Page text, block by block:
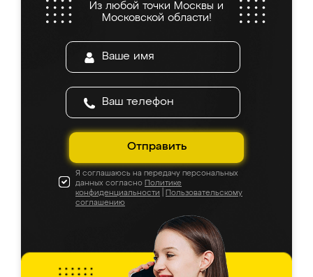
Из любой точки Москвы и
Московской области!
Отправить
Я соглашаюсь на передачу персональных
данных согласно Политике
конфиденциальности
Пользовательскому
соглашению